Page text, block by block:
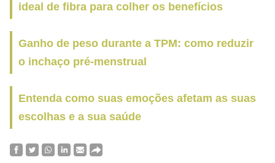
ideal de fibra para colher os benefícios
Ganho de peso durante a TPM: como reduzir
o inchaço pré-menstrual
Entenda como suas emoções afetam as suas
escolhas e a sua saúde